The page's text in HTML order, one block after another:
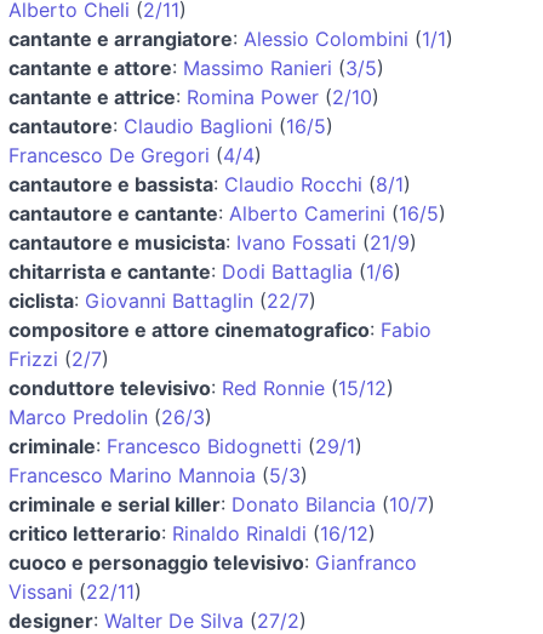
Alberto Cheli (2/11)
cantante e arrangiatore: Alessio Colombini (1/1)
cantante e attore: Massimo Ranieri (3/5)
cantante e attrice: Romina Power (2/10)
cantautore: Claudio Baglioni (16/5)
Francesco De Gregori (4/4)
cantautore e bassista: Claudio Rocchi (8/1)
cantautore e cantante: Alberto Camerini (16/5)
cantautore e musicista: Ivano Fossati (21/9)
chitarrista e cantante: Dodi Battaglia (1/6)
ciclista: Giovanni Battaglin (22/7)
compositore e attore cinematografico: Fabio
Frizzi (2/7)
conduttore televisivo: Red Ronnie (15/12)
Marco Predolin (26/3)
criminale: Francesco Bidognetti (29/1)
Francesco Marino Mannoia (5/3)
criminale e serial killer: Donato Bilancia (10/7)
critico letterario: Rinaldo Rinaldi (16/12)
cuoco e personaggio televisivo: Gianfranco
Vissani (22/11)
designer: Walter De Silva (27/2)